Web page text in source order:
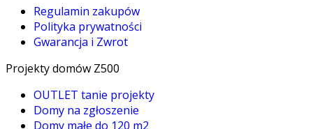
Regulamin zakupów
Polityka prywatności
Gwarancja i Zwrot
Projekty domów Z500
OUTLET tanie projekty
Domy na zgłoszenie
Domy małe do 120 m2